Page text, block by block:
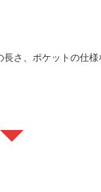
さ、ポケットの仕